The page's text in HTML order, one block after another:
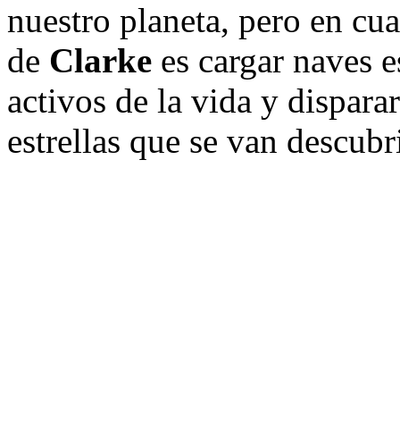
nuestro planeta, pero en
de Clarke es cargar naves
activos de la vida y
estrellas que se van